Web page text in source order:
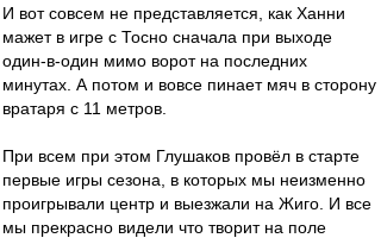
И вот совсем не представляется, как Ханни
мажет в игре с Тосно сначала при выходе
один-в-один мимо ворот на последних
минутах. А потом и вовсе пинает мяч в сторону
вратаря с 11 метров.
При всем при этом Глушаков провёл в старте
первые игры сезона, в которых мы неизменно
проигрывали центр и выезжали на Жиго. И все
мы прекрасно видели что творит на поле